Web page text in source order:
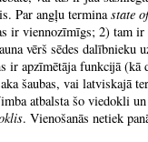
Par angļu terminastate
ir viennozīmīgs; 2) tam ir
vērš sēdes dalībnieku
ir apzīmētāja funkcijā (kā
šaubas, vai latviskajā
atbalsta šo viedokli
. Vienošanās netiek